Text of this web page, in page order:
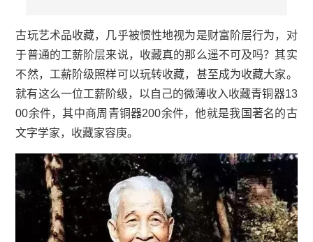
古玩艺术品收藏，几乎被惯性地视为是财富阶层行为，对
于普通的工薪阶层来说，收藏真的那么遥不可及吗？其实
不然，工薪阶级照样可以玩转收藏，甚至成为收藏大家。
就有这么一位工薪阶级，以自己的微薄收入收藏青铜器13
00余件，其中商周青铜器200余件，他就是我国著名的古
文字学家，收藏家容庚。